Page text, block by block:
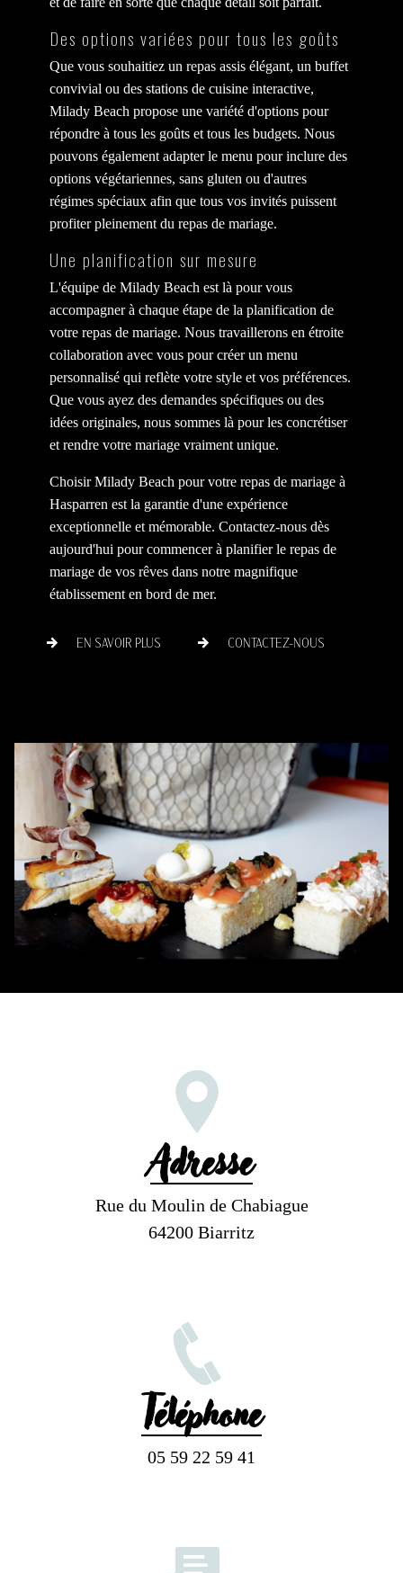
Des options variées pour tous les goûts
Que vous souhaitiez un repas assis élégant, un buffet
convivial ou des stations de cuisine interactive,
Milady Beach propose une variété d'options pour
répondre à tous les goûts et tous les budgets. Nous
pouvons également adapter le menu pour inclure des
options végétariennes, sans gluten ou d'autres
régimes spéciaux afin que tous vos invités puissent
profiter pleinement du repas de mariage.
Une planification sur mesure
L'équipe de Milady Beach est là pour vous
accompagner à chaque étape de la planification de
votre repas de mariage. Nous travaillerons en étroite
collaboration avec vous pour créer un menu
personnalisé qui reflète votre style et vos préférences.
Que vous ayez des demandes spécifiques ou des
idées originales, nous sommes là pour les concrétiser
et rendre votre mariage vraiment unique.
Choisir Milady Beach pour votre repas de mariage à
Hasparren est la garantie d'une expérience
exceptionnelle et mémorable. Contactez-nous dès
aujourd'hui pour commencer à planifier le repas de
mariage de vos rêves dans notre magnifique
établissement en bord de mer.
EN SAVOIR PLUS CONTACTEZ-NOUS
Adresse
Rue du Moulin de Chabiague
64200 Biarritz
Téléphone
05 59 22 59 41